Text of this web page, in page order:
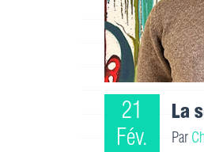
21
Fév.
La
Par